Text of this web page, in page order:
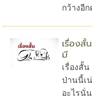
กว้างอีก
เรื่องสั้
มี
เรื่องสั้
ป่านนี้เ
อะไรนั่